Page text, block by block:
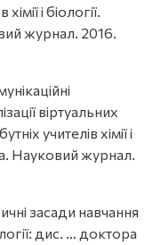
і біології.
журнал. 2016.
віртуальних
учителів хімії і
Науковий журнал.
засади навчання
дис. … доктора